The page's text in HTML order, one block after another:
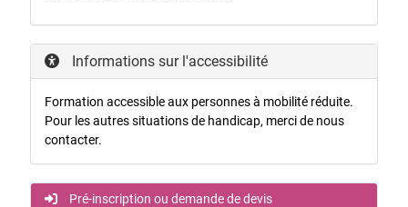
Informations sur l'accessibilité
Formation accessible aux personnes à mobilité réduite.
Pour les autres situations de handicap, merci de nous
contacter.
Pré-inscription ou demande de devis